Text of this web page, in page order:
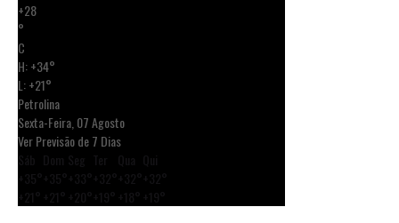
+28
°
C
H:+34°
L:+21°
Petrolina
Sexta-Feira, 07 Agosto
Ver Previsão de 7 Dias